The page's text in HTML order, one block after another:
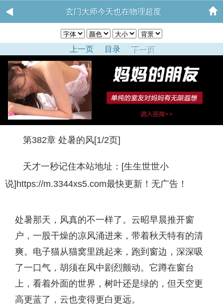
玄门大师今天也在物理超度
上一页 目录 下一页
第382章 处暑的风[1/2页]
天才一秒记住本站地址：[生生世世小
说]https://m.3344xs5.com最快更新！无广告！
处暑那天，风真的不一样了。云昭早晨推开窗
户，一股干燥的凉风涌进来，带着秋天特有的清
爽。电子猫从猫窝里跳起来，跑到窗边，深深吸
了一口气，胡须在风中剧烈颤动。它蹲在窗台
上，看着外面的世界，树叶还是绿的，但天空更
高更蓝了，云也变得更白更远。